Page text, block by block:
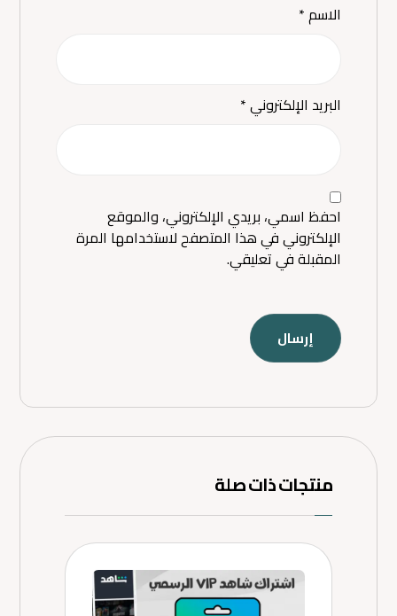
الاسم*
البريد الإلكتروني*
احفظ اسمي، بريدي الإلكتروني، والموقع
الإلكتروني في هذا المتصفح لاستخدامها المرة
المقبلة في تعليقي.
إرسال
منتجات ذات صلة